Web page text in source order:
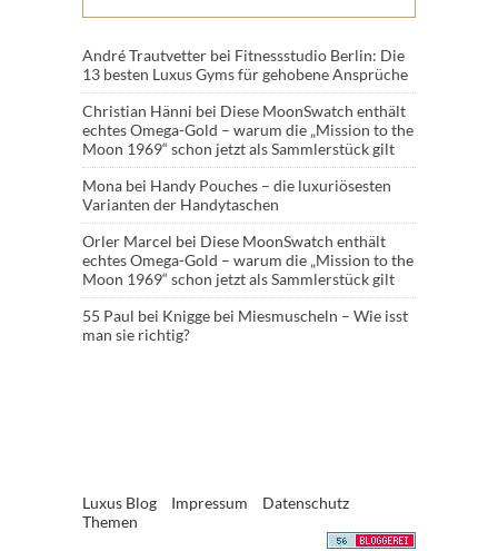
André Trautvetter bei Fitnessstudio Berlin: Die
13 besten Luxus Gyms für gehobene Ansprüche
Christian Hänni bei Diese MoonSwatch enthält
echtes Omega-Gold – warum die „Mission to the
Moon 1969“ schon jetzt als Sammlerstück gilt
Mona bei Handy Pouches – die luxuriösesten
Varianten der Handytaschen
Orler Marcel bei Diese MoonSwatch enthält
echtes Omega-Gold – warum die „Mission to the
Moon 1969“ schon jetzt als Sammlerstück gilt
55 Paul bei Knigge bei Miesmuscheln – Wie isst
man sie richtig?
Luxus Blog Impressum
Datenschutz
Themen